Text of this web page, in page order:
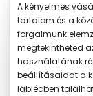
A kényelmes
tartalom és a
forgalmunk
megtekintheted
használatának
beállításaidat a
láblécben